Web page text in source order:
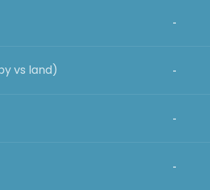
-
vs land) -
-
-